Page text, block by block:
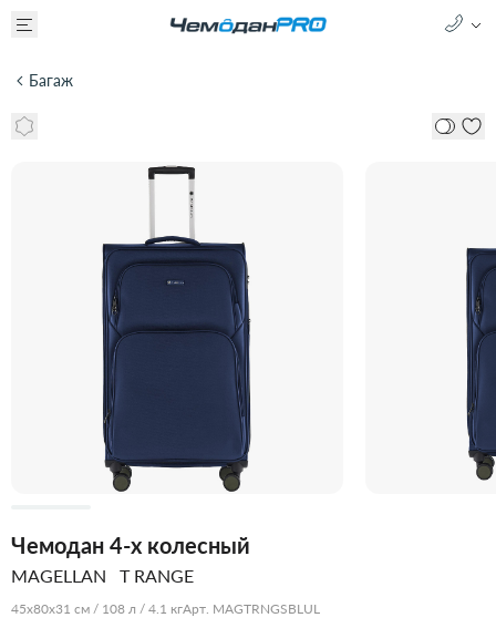
Багаж
Чемодан 4-х колесный
MAGELLAN T RANGE
45x80x31 см / 108 л / 4.1 кгАрт. MAGTRNGSBLUL